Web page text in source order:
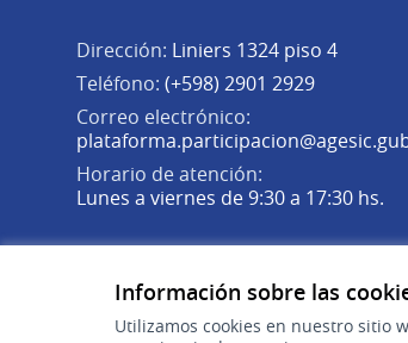
Información sobre las
Utilizamos cookies en nuestro sitio
Dirección: Liniers 1324 piso 4
Teléfono: (+598) 2901 2929
Correo electrónico:
Horario de atención:
Lunes a viernes de 9:30 a 17:30 hs.
(Enlace externo)
(Enlace externo)
(Enlace externo)